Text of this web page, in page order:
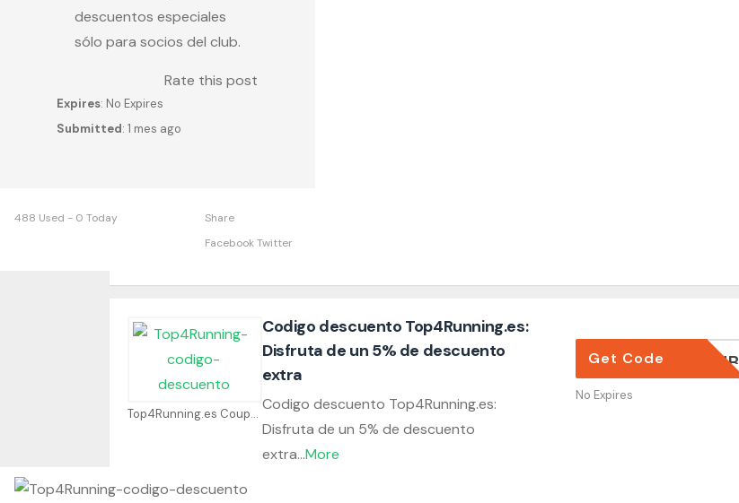
descuentos especiales
sólo para socios del club.
Rate this post
Expires: No Expires
Submitted: 1 mes ago
488 Used - 0 Today
Share
FacebookTwitter
Top4Running.es Coupons
Codigo descuento Top4Running.es:
Disfruta de un 5% de descuento
extra
Codigo descuento Top4Running.es:
Disfruta de un 5% de descuento
extra...More
DEL CLUB
Get Code
No Expires